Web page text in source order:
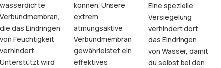
wasserdichte
Verbundmembran,
die das Eindringen
von Feuchtigkeit
verhindert.
Unterstützt wird
können. Unsere
extrem
atmungsaktive
Verbundmembran
gewährleistet ein
effektives
Eine spezielle
Versiegelung
verhindert dort
das Eindringen
von Wasser, damit
du selbst bei den